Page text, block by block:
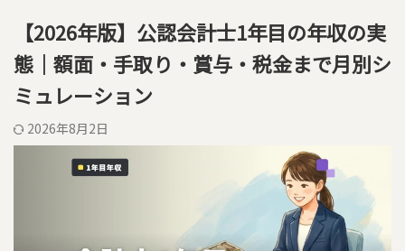
【2026年版】公認会計士1年目の年収の実
態｜額面・手取り・賞与・税金まで月別シ
ミュレーション
2026年8月2日